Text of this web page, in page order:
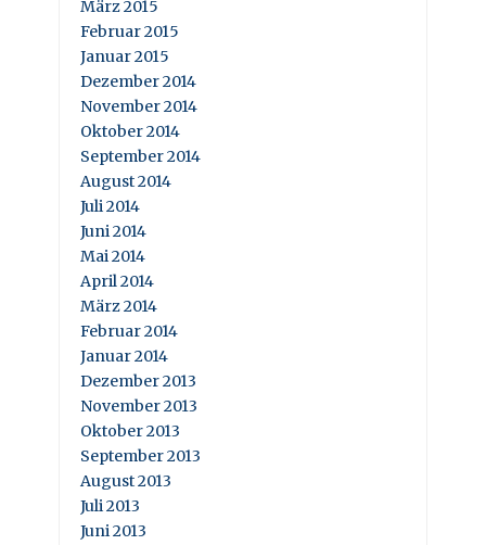
März 2015
Februar 2015
Januar 2015
Dezember 2014
November 2014
Oktober 2014
September 2014
August 2014
Juli 2014
Juni 2014
Mai 2014
April 2014
März 2014
Februar 2014
Januar 2014
Dezember 2013
November 2013
Oktober 2013
September 2013
August 2013
Juli 2013
Juni 2013